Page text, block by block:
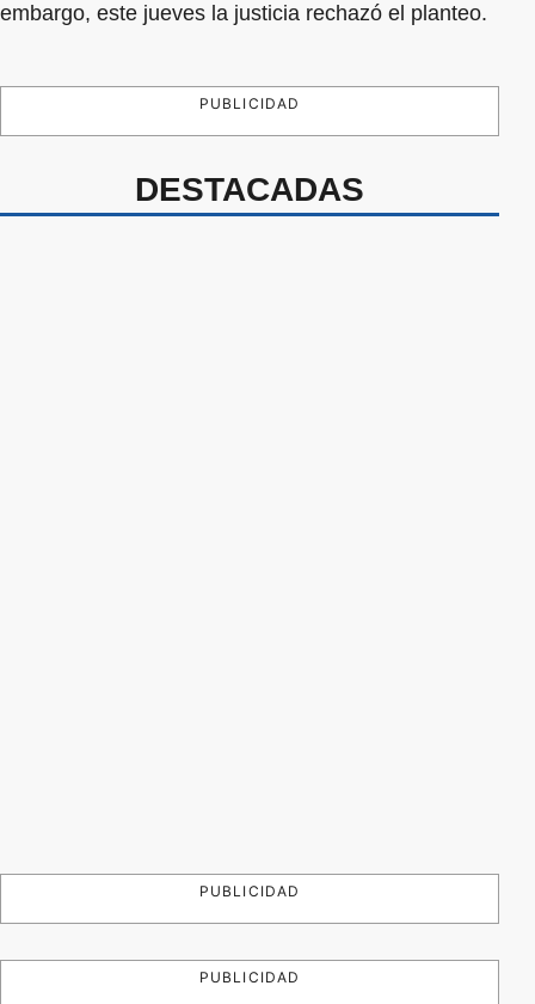
embargo, este jueves la justicia rechazó el planteo.
PUBLICIDAD
DESTACADAS
PUBLICIDAD
PUBLICIDAD